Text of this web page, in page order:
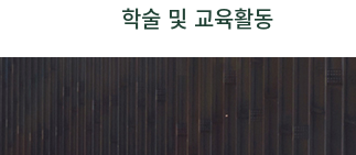
학술 및 교육활동